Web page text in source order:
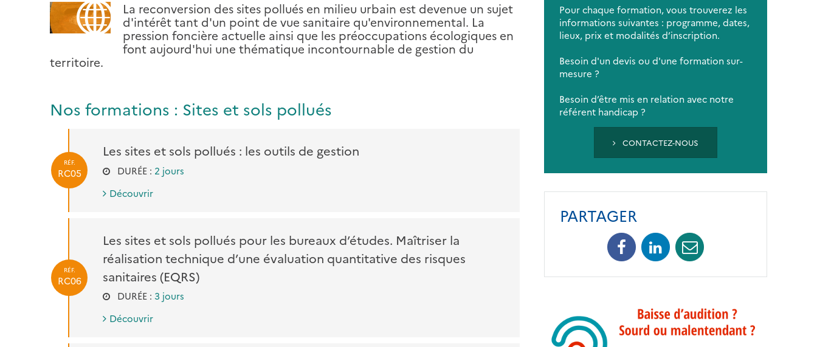
La reconversion des sites pollués en milieu urbain est devenue un sujet
d'intérêt tant d'un point de vue sanitaire qu'environnemental. La
pression foncière actuelle ainsi que les préoccupations écologiques en
font aujourd'hui une thématique incontournable de gestion du
territoire.
Nos formations : Sites et sols pollués
RÉF.
RC05
Les sites et sols pollués : les outils de gestion
DURÉE : 2 jours
Découvrir
RÉF.
RC06
Les sites et sols pollués pour les bureaux d’études. Maîtriser la
réalisation technique d’une évaluation quantitative des risques
sanitaires (EQRS)
DURÉE : 3 jours
Découvrir
Pour chaque formation, vous trouverez les
informations suivantes : programme, dates,
lieux, prix et modalités d’inscription.
Besoin d'un devis ou d'une formation sur-
mesure ?
Besoin d’être mis en relation avec notre
référent handicap ?
CONTACTEZ-NOUS
PARTAGER
FacebookLinkedin